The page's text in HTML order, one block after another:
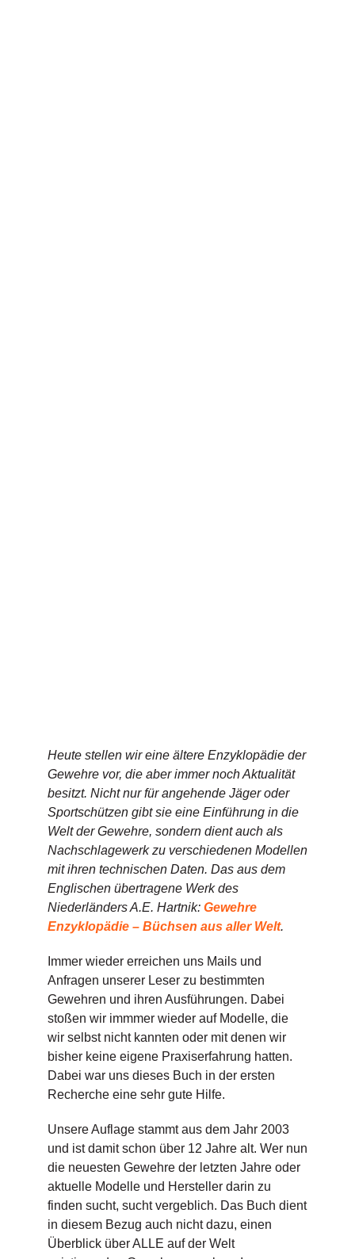
Heute stellen wir eine ältere Enzyklopädie der
Gewehre vor, die aber immer noch Aktualität
besitzt. Nicht nur für angehende Jäger oder
Sportschützen gibt sie eine Einführung in die
Welt der Gewehre, sondern dient auch als
Nachschlagewerk zu verschiedenen Modellen
mit ihren technischen Daten. Das aus dem
Englischen übertragene Werk des
Niederländers A.E. Hartnik: Gewehre
Enzyklopädie – Büchsen aus aller Welt.
Immer wieder erreichen uns Mails und
Anfragen unserer Leser zu bestimmten
Gewehren und ihren Ausführungen. Dabei
stoßen wir immmer wieder auf Modelle, die
wir selbst nicht kannten oder mit denen wir
bisher keine eigene Praxiserfahrung hatten.
Dabei war uns dieses Buch in der ersten
Recherche eine sehr gute Hilfe.
Unsere Auflage stammt aus dem Jahr 2003
und ist damit schon über 12 Jahre alt. Wer nun
die neuesten Gewehre der letzten Jahre oder
aktuelle Modelle und Hersteller darin zu
finden sucht, sucht vergeblich. Das Buch dient
in diesem Bezug auch nicht dazu, einen
Überblick über ALLE auf der Welt